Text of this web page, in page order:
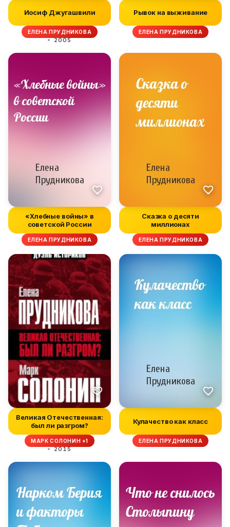
Иосиф Джугашвили
ЕЛЕНА ПРУДНИКОВА
2005
Рывок на выживание
ЕЛЕНА ПРУДНИКОВА
«Хлебные войны» в
советской России
ЕЛЕНА ПРУДНИКОВА
Сказка о десяти
миллионах
ЕЛЕНА ПРУДНИКОВА
Великая Отечественная:
был ли разгром?
МАРК СОЛОНИН +1
2015
Кулачество как класс
ЕЛЕНА ПРУДНИКОВА